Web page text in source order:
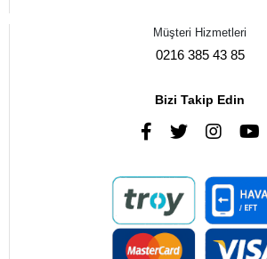
Müşteri Hizmetleri
0216 385 43 85
Bizi Takip Edin